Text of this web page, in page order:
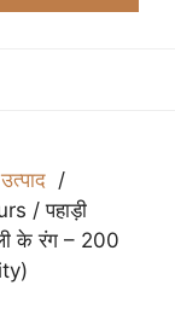
/ पहाड़ी
के रंग – 200